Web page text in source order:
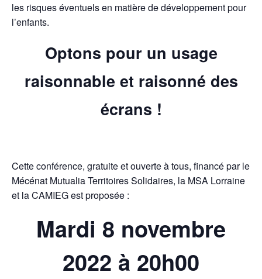
les risques éventuels en matière de développement pour
l’enfants.
Optons pour un usage
raisonnable et raisonné des
écrans !
Cette conférence, gratuite et ouverte à tous, financé par le
Mécénat Mutualia Territoires Solidaires, la MSA Lorraine
et la CAMIEG est proposée :
Mardi 8 novembre
2022 à 20h00